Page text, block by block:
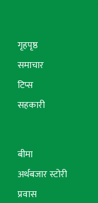
गृहपृष्ठ
समाचार
टिप्स
सहकारी
बीमा
अर्थबजार स्टोरी
प्रवास